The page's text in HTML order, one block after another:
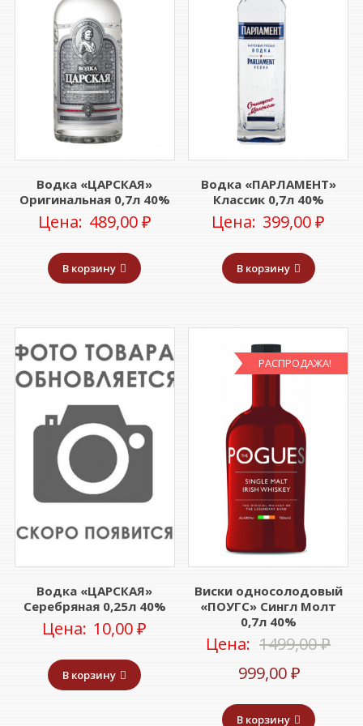
Водка «ЦАРСКАЯ»
Оригинальная 0,7л 40%
Цена: 489,00₽
В корзину
Водка «ПАРЛАМЕНТ»
Классик 0,7л 40%
Цена: 399,00₽
В корзину
Водка «ЦАРСКАЯ»
Серебряная 0,25л 40%
Цена: 10,00₽
В корзину
РАСПРОДАЖА!
Виски односолодовый
«ПОУГС» Сингл Молт
0,7л 40%
Цена: 1499,00₽
999,00₽
цена:
В корзину